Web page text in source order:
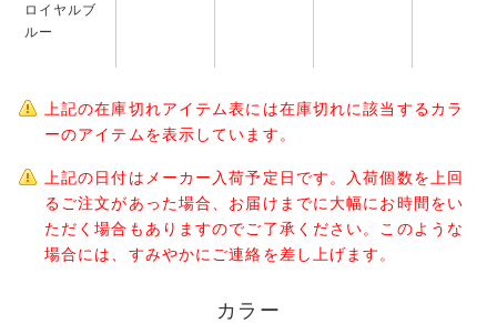
ロイヤルブ
ルー
上記の在庫切れアイテム表には在庫切れに該当するカラ
ーのアイテムを表示しています。
上記の日付はメーカー入荷予定日です。入荷個数を上回
るご注文があった場合、お届けまでに大幅にお時間をい
ただく場合もありますのでご了承ください。このような
場合には、すみやかにご連絡を差し上げます。
カラー